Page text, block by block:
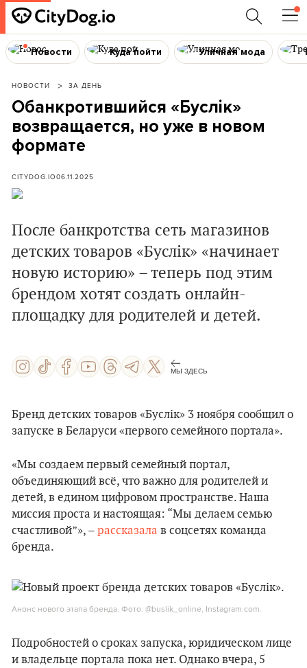
Новости Куда пойти Уличная мода
НОВОСТИ ЗА ДЕНЬ
Обанкротившийся «Буслік»
возвращается, но уже в новом
формате
CITYDOG.IO06.11.2025
После банкротства сеть магазинов
детских товаров «Буслік» «начинает
новую историю» – теперь под этим
брендом хотят создать онлайн-
площадку для родителей и детей.
МЫ ЗДЕСЬ
Бренд детских товаров «Буслік» 3 ноября сообщил о
запуске в Беларуси «первого семейного портала».
«Мы создаем первый семейный портал,
объединяющий всё, что важно для родителей и
детей, в едином цифровом пространстве. Наша
миссия проста и настоящая: “Мы делаем семью
счастливой”», – рассказала в соцсетях команда
бренда.
Анонс нового этапа бренда. Фото: @buslik_online, Instagram.com.
Подробностей о сроках запуска, юридическом лице
и владельце портала пока нет. Однако вчера, 5